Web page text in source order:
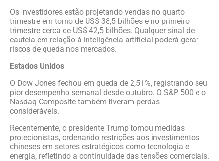
Os investidores estão projetando vendas no quarto
trimestre em torno de US$ 38,5 bilhões e no primeiro
trimestre cerca de US$ 42,5 bilhões. Qualquer sinal de
cautela em relação à inteligência artificial poderá gerar
riscos de queda nos mercados.
Estados Unidos
O Dow Jones fechou em queda de 2,51%, registrando seu
pior desempenho semanal desde outubro. O S&P 500 e o
Nasdaq Composite também tiveram perdas
consideráveis.
Recentemente, o presidente Trump tomou medidas
protecionistas, ordenando restrições aos investimentos
chineses em setores estratégicos como tecnologia e
energia, refletindo a continuidade das tensões comerciais.